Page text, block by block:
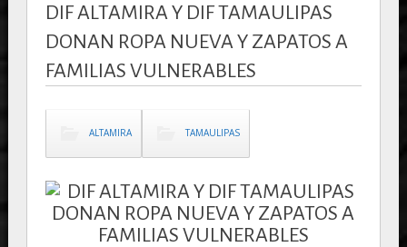
DIF ALTAMIRA Y DIF TAMAULIPAS
DONAN ROPA NUEVA Y ZAPATOS A
FAMILIAS VULNERABLES
ALTAMIRA TAMAULIPAS